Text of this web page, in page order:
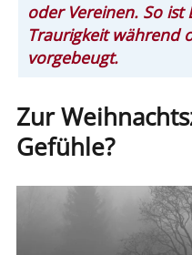
oder Vereinen. So
Traurigkeit während
vorgebeugt.
Zur
Gefühle?